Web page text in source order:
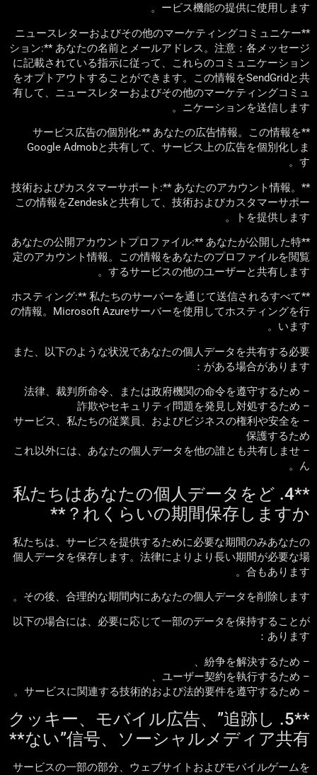
ービス機能の提供に使用します。
**ニュースレターおよびその他のマーケティングコミュニケー
ション:** あなたの名前とメールアドレス。注意：各メッセージ
に記載されている指示に従って、これらのコミュニケーション
をオプトアウトすることができます。この情報をSendGridと共
有して、ニュースレターおよびその他のマーケティングコミュ
ニケーションを送信します。
**サービス広告の個別化:** あなたの広告情報。この情報を
Google Admobと共有して、サービス上の広告を個別化しま
す。
**技術およびカスタマーサポート:** あなたのアカウント情報。
この情報をZendeskと共有して、技術およびカスタマーサポー
トを提供します。
**あなたの公開アカウントプロファイル:** あなたが公開した特
定のアカウント情報。この情報をあなたのプロファイルを閲覧
するサービスの他のユーザーと共有します。
**ホスティング:** 私たちのサーバーを通じて送信されるすべて
の情報。Microsoft Azureサーバーを使用してホスティングを行
います。
また、以下のような状況であなたの個人データを共有する必要
がある場合があります：
– 法律、裁判所命令、または政府機関の命令を遵守するため
– 詐欺やセキュリティ問題を発見し対処するため
– サービス、私たちの従業員、およびビジネスの権利や安全を
保護するため
– これ以外には、あなたの個人データを他の誰とも共有しませ
ん。
**4. 私たちはあなたの個人データをど
れくらいの期間保存しますか？**
私たちは、サービスを提供するために必要な期間のみあなたの
個人データを保存します。法律によりより長い期間が必要な場
合もあります。
その後、合理的な期間内にあなたの個人データを削除します。
以下の場合には、必要に応じて一部のデータを保持することが
あります：
– 紛争を解決するため、
– ユーザー契約を執行するため、
– サービスに関連する技術的および法的要件を遵守するため。
**5. クッキー、モバイル広告、”追跡し
ない”信号、ソーシャルメディア共有**
サービスの一部の部分、ウェブサイトおよびモバイルゲームを